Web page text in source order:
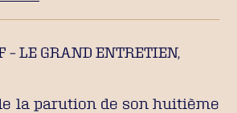
– LE GRAND ENTRETIEN,
la parution de son huitième